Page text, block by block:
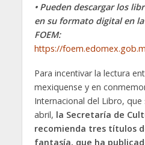
• Pueden descargar los
en su formato digital en
FOEM:
https://
Para incentivar la lectura
mexiquense y en
Internacional del Libro, que
abril, la Secretaría de
recomienda tres títulos
fantasía, que ha